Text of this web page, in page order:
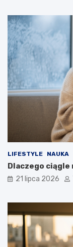
LIFESTYLE NAUKA
Dlaczego ciągle
21 lipca 2026